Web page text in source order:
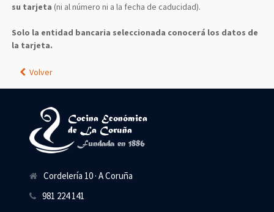
su tarjeta (ni al número ni a la fecha de caducidad).
Solo la entidad bancaria seleccionada conocerá los datos de
la tarjeta.
Volver
Cordelería 10 · A Coruña
981 224 141